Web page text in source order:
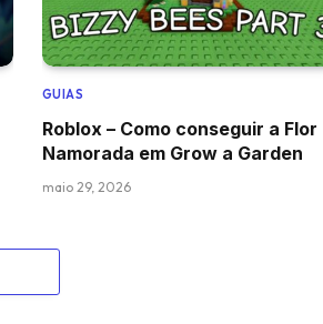
GUIAS
Roblox – Como conseguir a Flor
Namorada em Grow a Garden
maio 29, 2026